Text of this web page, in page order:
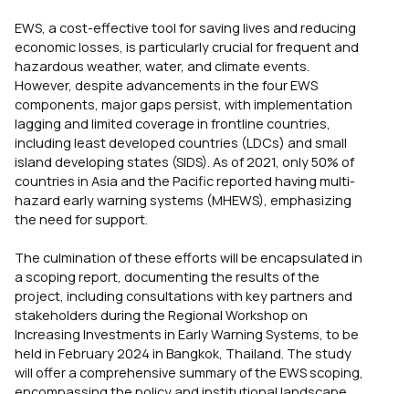
EWS, a cost-effective tool for saving lives and reducing
economic losses, is particularly crucial for frequent and
hazardous weather, water, and climate events.
However, despite advancements in the four EWS
components, major gaps persist, with implementation
lagging and limited coverage in frontline countries,
including least developed countries (LDCs) and small
island developing states (SIDS). As of 2021, only 50% of
countries in Asia and the Pacific reported having multi-
hazard early warning systems (MHEWS), emphasizing
the need for support.
The culmination of these efforts will be encapsulated in
a scoping report, documenting the results of the
project, including consultations with key partners and
stakeholders during the Regional Workshop on
Increasing Investments in Early Warning Systems, to be
held in February 2024 in Bangkok, Thailand. The study
will offer a comprehensive summary of the EWS scoping,